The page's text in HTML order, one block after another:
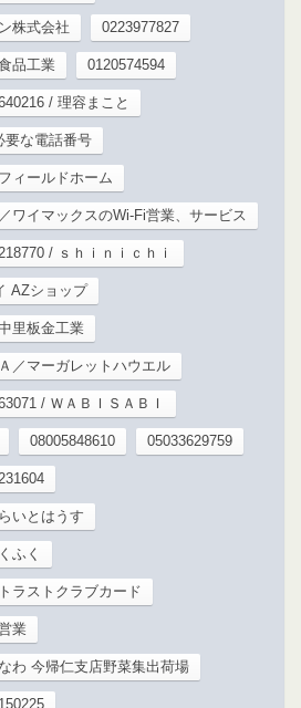
株式会社 0223977827
品工業 0120574594
/ 理容まこと
要な電話番号
ィールドホーム
ワイマックスのWi-Fi営業、サービス
/ ｓｈｉｎｉｃｈｉ
AZショップ
里板金工業
／マーガレットハウエル
/ ＷＡＢＩＳＡＢＩ
08005848610 05033629759
いとはうす
ふく
ラストクラブカード
業
わ 今帰仁支店野菜集出荷場